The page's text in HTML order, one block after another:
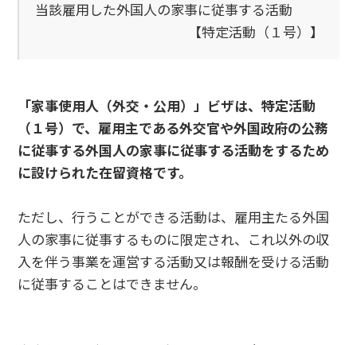
当該雇用した外国人の家事に従事する活動
【特定活動（１号）】
「家事使用人（外交・公用）」ビザは、特定活動
（１号）で、雇用主である外交官や外国政府の公務
に従事する外国人の家事に従事する活動をするため
に設けられた在留資格です。
ただし、行うことができる活動は、雇用主たる外国
人の家事に従事するものに限定され、これ以外の収
入を伴う事業を運営する活動又は報酬を受ける活動
に従事することはできません。